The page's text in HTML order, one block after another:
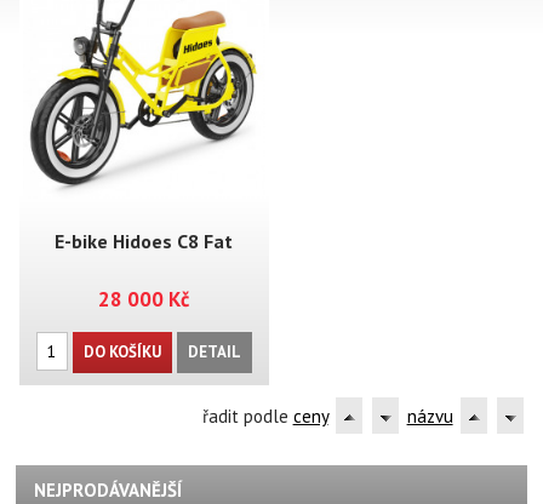
E-bike Hidoes C8 Fat
28 000 Kč
DO KOŠÍKU DETAIL
řadit podle ceny názvu
NEJPRODÁVANĚJŠÍ